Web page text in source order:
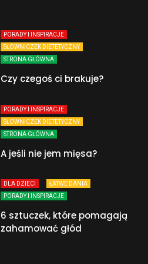
PORADY I INSPIRACJE
SŁOWNICZEK DIETETYCZNY
STRONA GŁÓWNA
Czy czegoś ci brakuje?
PORADY I INSPIRACJE
SŁOWNICZEK DIETETYCZNY
STRONA GŁÓWNA
A jeśli nie jem mięsa?
DLA DZIECI
ŁATWE DANIA
PORADY I INSPIRACJE
6 sztuczek, które pomagają
zahamować głód